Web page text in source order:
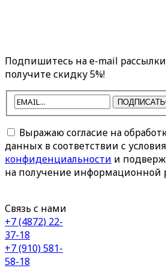
Подпишитесь на e-mail рассылки
получите скидку 5%!
Выражаю согласие на
данных в соответствии с
конфиденциальности и
на получение информационной
Связь с нами
+7 (4872) 22-
37-18
+7 (910) 581-
58-18